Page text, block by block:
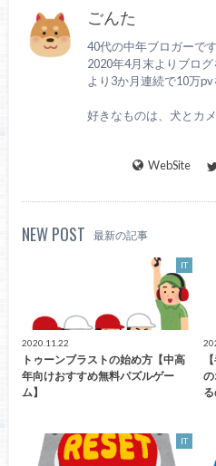
ごんた
40代の中年ブロガーです
2020年4月末よりブロ
より3か月連続で10万pv
好きなものは、犬とカメ
WebSite
NEW POST 最新の記事
IT
2020.11.22
トゥーンブラストの始め方【中高
年向けおすすめ無料パズルゲー
ム】
IT